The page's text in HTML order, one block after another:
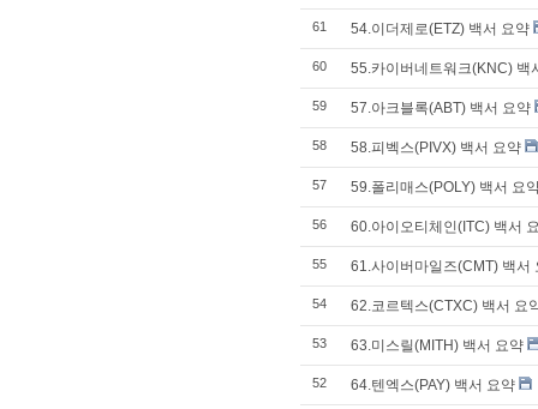
61 54.이더제로(ETZ) 백서 요약
60 55.카이버네트워크(KNC) 백
59 57.아크블록(ABT) 백서 요약
58 58.피벡스(PIVX) 백서 요약
57 59.폴리매스(POLY) 백서 요
56 60.아이오티체인(ITC) 백서
55 61.사이버마일즈(CMT) 백서
54 62.코르텍스(CTXC) 백서 요
53 63.미스릴(MITH) 백서 요약
52 64.텐엑스(PAY) 백서 요약